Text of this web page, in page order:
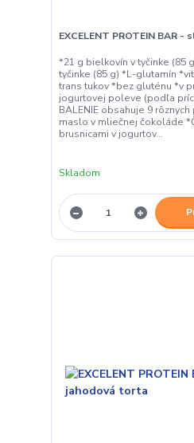
EXCELENT PROTEIN BAR -
*21 g bielkovín v tyčinke (85
tyčinke (85 g) *L-glutamín
trans tukov *bez gluténu *v
jogurtovej poleve (podľa
BALENIE obsahuje 9
maslo v mliečnej čokoláde
brusnicami v jogurtov...
Skladom